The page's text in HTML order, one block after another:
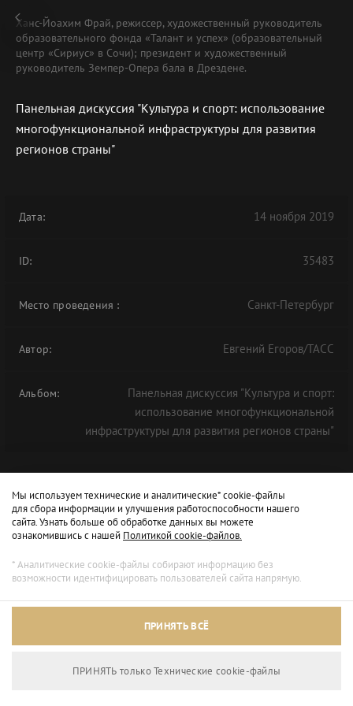
В АРХИВЕ
Архивный режим
Ханс-Йоахим Фрай, режиссер, художественный руководитель
образовательного фонда «Талант и успех» (образовательный
центр «Сириус» в Сочи); президент и художественный
руководитель Земпер-Опера бала в Дрездене.
Панельная дискуссия "Культура и спорт: использование
многофункциональной инфраструктуры для развития
регионов страны"
Дата: 14 ноября 2019
ID: 35483
Место проведения : Санкт-Петербург
Автор: Евгений Егоров/ТАСС
Альбом:
Панельная дискуссия "Культура и спорт:
использование многофункциональной
инфраструктуры для развития регионов страны"
Мы используем технические и аналитические* cookie-файлы
для сбора информации и улучшения работоспособности нашего
сайта. Узнать больше об обработке данных вы можете
ознакомившись с нашей Политикой cookie-файлов.
* Аналитические cookie-файлы собирают информацию без
возможности идентифицировать пользователей сайта напрямую.
ПРИНЯТЬ ВСЁ
ПРИНЯТЬ только Технические сookie-файлы